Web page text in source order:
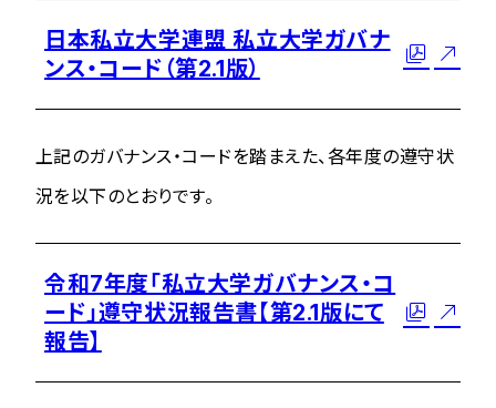
日本私立大学連盟 私立大学ガバナ
ンス・コード（第2.1版）
上記のガバナンス・コードを踏まえた、各年度の遵守状
況を以下のとおりです。
令和7年度「私立大学ガバナンス・コ
ード」遵守状況報告書【第2.1版にて
報告】